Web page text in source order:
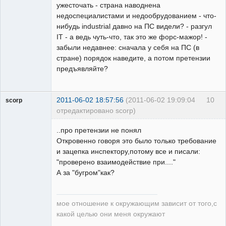
ужесточать - страна наводнена
недоспециалистами и недообрудованием - что-
нибудь industrial давно на ПС видели? - разгул
IT - а ведь чуть-что, так это же форс-мажор! -
забыли недавнее: сначала у себя на ПС (в
стране) порядок наведите, а потом претензии
предъявляйте?
10
scorp 2011-06-02 18:57:56 (2011-06-02 19:09:04
отредактировано scorp)
..про претензии не понял
Откровенно говоря это было только требование
и зацепка инспектору,потому все и писали:
"проверено взаимодействие при...."
А за "бугром"как?
мое отношение к окружающим зависит от того,с
какой целью они меня окружают